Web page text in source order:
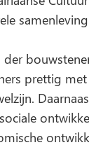
der
prettig